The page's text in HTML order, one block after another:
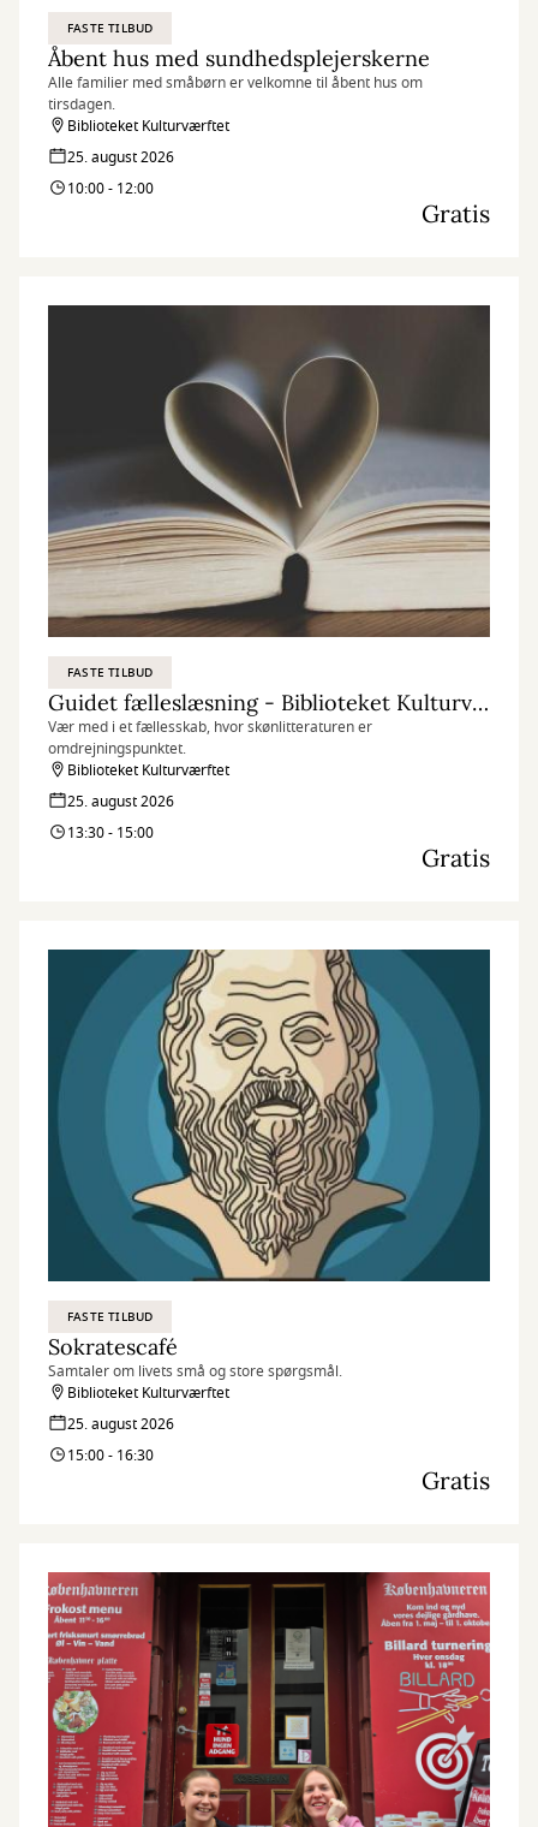
FASTE TILBUD
Åbent hus med sundhedsplejerskerne
Alle familier med småbørn er velkomne til åbent hus om
tirsdagen.
Biblioteket Kulturværftet
25. august 2026
10:00 - 12:00
Gratis
FASTE TILBUD
Guidet fælleslæsning - Biblioteket Kulturværftet
Vær med i et fællesskab, hvor skønlitteraturen er
omdrejningspunktet.
Biblioteket Kulturværftet
25. august 2026
13:30 - 15:00
Gratis
FASTE TILBUD
Sokratescafé
Samtaler om livets små og store spørgsmål.
Biblioteket Kulturværftet
25. august 2026
15:00 - 16:30
Gratis